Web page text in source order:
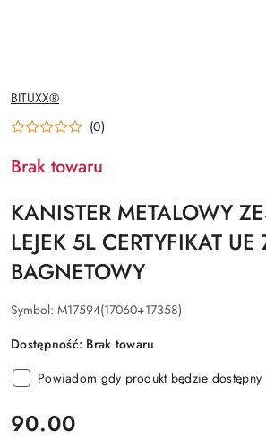
NAZWA
PRODUCENTA:
BITUXX®
(0)
Brak towaru
KANISTER METALOWY
LEJEK 5L CERTYFIKAT
BAGNETOWY
Symbol: M17594(17060+17358)
Dostępność: Brak towaru
Powiadom gdy produkt będzie dostępny
cena:
90.00